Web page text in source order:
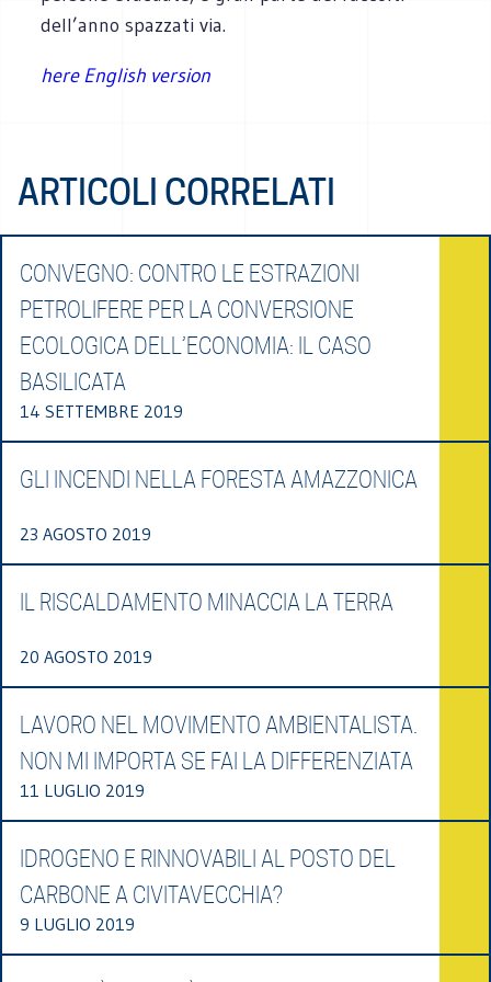
dell’anno spazzati via.
here English version
ARTICOLI CORRELATI
CONVEGNO: CONTRO LE ESTRAZIONI
PETROLIFERE PER LA CONVERSIONE
ECOLOGICA DELL’ECONOMIA: IL CASO
BASILICATA
14 SETTEMBRE 2019
GLI INCENDI NELLA FORESTA AMAZZONICA
23 AGOSTO 2019
IL RISCALDAMENTO MINACCIA LA TERRA
20 AGOSTO 2019
LAVORO NEL MOVIMENTO AMBIENTALISTA.
NON MI IMPORTA SE FAI LA DIFFERENZIATA
11 LUGLIO 2019
IDROGENO E RINNOVABILI AL POSTO DEL
CARBONE A CIVITAVECCHIA?
9 LUGLIO 2019